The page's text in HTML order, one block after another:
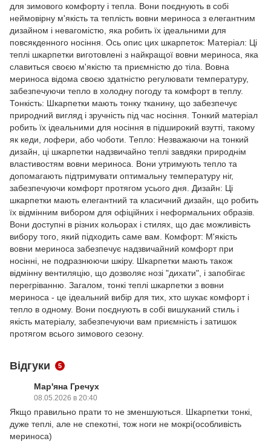
для зимового комфорту і тепла. Вони поєднують в собі
неймовірну м'якість та теплість вовни мериноса з елегантним
дизайном і невагомістю, яка робить їх ідеальними для
повсякденного носіння. Ось опис цих шкарпеток: Матеріал: Ці
теплі шкарпетки виготовлені з найкращої вовни мериноса, яка
славиться своєю м'якістю та приємністю до тіла. Вовна
мериноса відома своєю здатністю регулювати температуру,
забезпечуючи тепло в холодну погоду та комфорт в теплу.
Тонкість: Шкарпетки мають тонку тканину, що забезпечує
природний вигляд і зручність під час носіння. Тонкий матеріал
робить їх ідеальними для носіння в підширокий взутті, такому
як кеди, лофери, або чоботи. Тепло: Незважаючи на тонкий
дизайн, ці шкарпетки надзвичайно теплі завдяки природнім
властивостям вовни мериноса. Вони утримують тепло та
допомагають підтримувати оптимальну температуру ніг,
забезпечуючи комфорт протягом усього дня. Дизайн: Ці
шкарпетки мають елегантний та класичний дизайн, що робить
їх відмінним вибором для офіційних і неформальних образів.
Вони доступні в різних кольорах і стилях, що дає можливість
вибору того, який підходить саме вам. Комфорт: М'якість
вовни мериноса забезпечує надзвичайний комфорт при
носінні, не подразнюючи шкіру. Шкарпетки мають також
відмінну вентиляцію, що дозволяє нозі "дихати", і запобігає
перегріванню. Загалом, тонкі теплі шкарпетки з вовни
мериноса - це ідеальний вибір для тих, хто шукає комфорт і
тепло в одному. Вони поєднують в собі вишуканий стиль і
якість матеріалу, забезпечуючи вам приємність і затишок
протягом всього зимового сезону.
Відгуки 5
Мар'яна Гречух
08.05.2026 в 20:40
Якщо правильно прати то не зменшуються. Шкарпетки тонкі,
дуже теплі, але не спекотні, тож ноги не мокрі(особливість
мериноса)